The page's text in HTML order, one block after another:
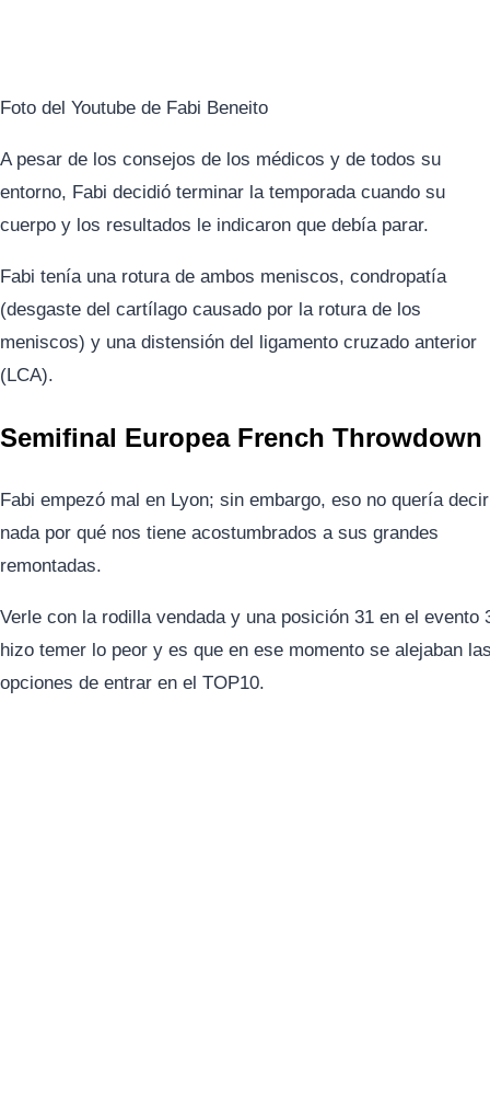
Foto del Youtube de Fabi Beneito
A pesar de los consejos de los médicos y de todos su
entorno, Fabi decidió terminar la temporada cuando su
cuerpo y los resultados le indicaron que debía parar.
Fabi tenía una rotura de ambos meniscos, condropatía
(desgaste del cartílago causado por la rotura de los
meniscos) y una distensión del ligamento cruzado anterior
(LCA).
Semifinal Europea French Throwdown
Fabi empezó mal en Lyon; sin embargo, eso no quería decir
nada por qué nos tiene acostumbrados a sus grandes
remontadas.
Verle con la rodilla vendada y una posición 31 en el evento
hizo temer lo peor y es que en ese momento se alejaban
opciones de entrar en el TOP10.